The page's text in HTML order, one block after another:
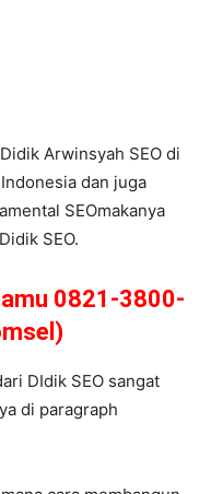
Arwinsyah SEO di
dan juga
SEOmakanya
SEO.
0821-3800-
DIdik SEO sangat
di paragraph